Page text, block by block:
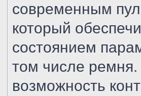
современным
который
состоянием
том числе ремня.
возможность